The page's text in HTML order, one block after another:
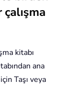
kitabı
ana
Taşı veya